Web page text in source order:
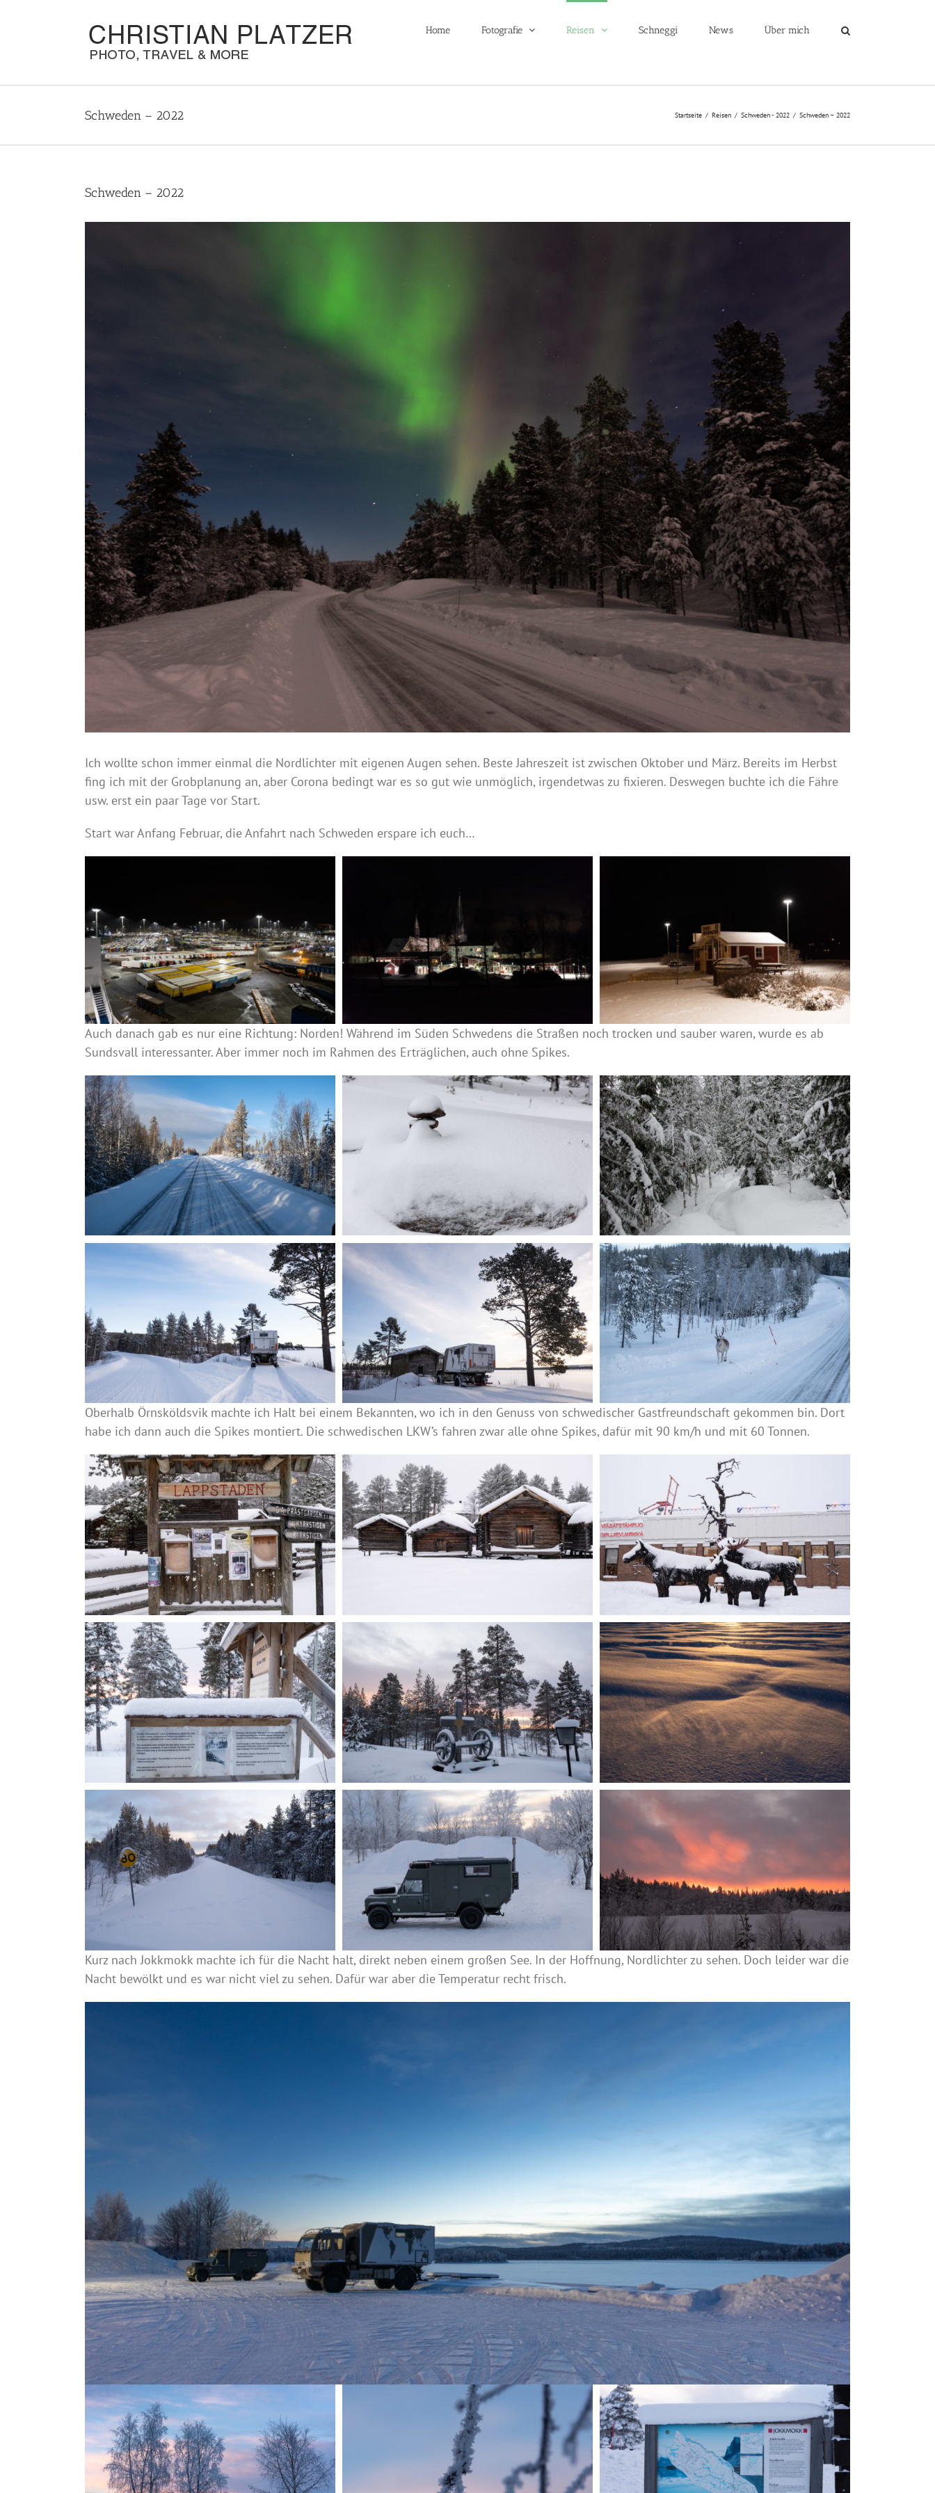
Home Fotografie Reisen Schneggi News Über mich
Schweden – 2022 Startseite / Reisen / Schweden - 2022 / Schweden – 2022
Schweden – 2022
Ich wollte schon immer einmal die Nordlichter mit eigenen Augen sehen. Beste Jahreszeit ist zwischen Oktober und März. Bereits im Herbst
fing ich mit der Grobplanung an, aber Corona bedingt war es so gut wie unmöglich, irgendetwas zu fixieren. Deswegen buchte ich die Fähre
usw. erst ein paar Tage vor Start.
Start war Anfang Februar, die Anfahrt nach Schweden erspare ich euch…
Auch danach gab es nur eine Richtung: Norden! Während im Süden Schwedens die Straßen noch trocken und sauber waren, wurde es ab
Sundsvall interessanter. Aber immer noch im Rahmen des Erträglichen, auch ohne Spikes.
Oberhalb Örnsköldsvik machte ich Halt bei einem Bekannten, wo ich in den Genuss von schwedischer Gastfreundschaft gekommen bin. Dort
habe ich dann auch die Spikes montiert. Die schwedischen LKW’s fahren zwar alle ohne Spikes, dafür mit 90 km/h und mit 60 Tonnen.
Kurz nach Jokkmokk machte ich für die Nacht halt, direkt neben einem großen See. In der Hoffnung, Nordlichter zu sehen. Doch leider war die
Nacht bewölkt und es war nicht viel zu sehen. Dafür war aber die Temperatur recht frisch.